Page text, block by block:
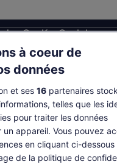
des OneKeyCash
et réservez une
7 août sam. 8 août
à coeur de
données
et ses 16partenaires
telles que les
pour traiter les données
un appareil. Vous pouvez
en cliquant ci-dessous
de la politique de